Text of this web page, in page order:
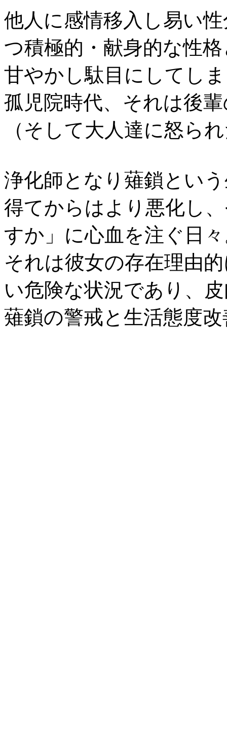
他人に感情移入し易い
つ積極的・献身的な性
甘やかし駄目にしてし
孤児院時代、それは後
（そして大人達に怒ら
浄化師となり薙鎖とい
得てからはより悪化し
すか」に心血を注ぐ日
それは彼女の存在理由
い危険な状況であり、
薙鎖の警戒と生活態度